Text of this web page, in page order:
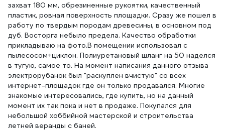
захват 180 мм, обрезиненные рукоятки, качественный
пластик, ровная поверхность площадки. Сразу же пошел в
работу по твердым породам древесины, в основном под
дуб. Восторга небыло предела. Качество обработки
прикладываю на фото.В помещении использовал с
пылесосом+циклон. Полиуретановый шланг на 50 наделся
в тугую, самое то. На момент написания данного отзыва
электрорубанок был "раскуплен вчистую" со всех
интернет-площадок где он только продавался. Многие
знакомые интересовались, где купить, но на данный
момент их так пока и нет в продаже. Покупался для
небольшой хоббийной мастерской и строительства
летней веранды с баней.